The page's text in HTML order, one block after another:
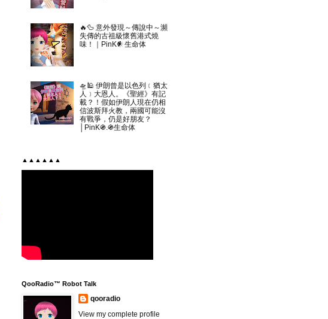
🔥🦆 意外發現～傳說中～瀕
失傳的古祖級懷舊港式燒
味！｜PinK𒀭生命体
🛸🕌 伊朗曾是以色列﹝猶太
人﹞大恩人。《聖經》有記
載？！假如伊朗人現在仍相
信波斯拜火教，兩國可能沒
有戰爭，仍是好朋友？
│PinK֍.֍生命体
▲▲▲▲▲▲
QooRadio™ Robot Talk
qooradio
View my complete profile